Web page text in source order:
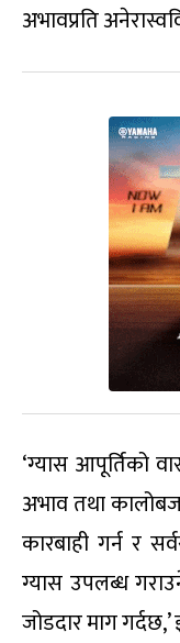
अभावप्रति
‘ग्यास आपूर्तिको
अभाव तथा
कारबाही गर्न र
ग्यास उपलब्ध
जोडदार माग गर्दछ,’